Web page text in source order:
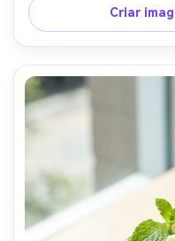
bokeh suave,Criar